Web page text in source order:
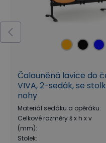
Čalouněná lavice do
VIVA, 2-sedák, se
nohy
Materiál sedáku a opěráku:
Celkové rozměry š x h x v
(mm):
Stolek: